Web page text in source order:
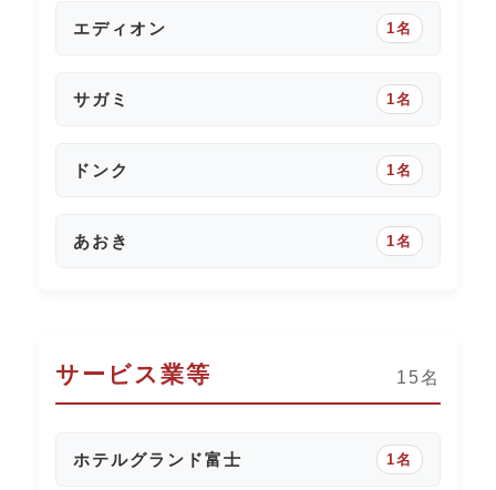
エディオン 1名
サガミ 1名
ドンク 1名
あおき 1名
サービス業等 15名
ホテルグランド富士 1名